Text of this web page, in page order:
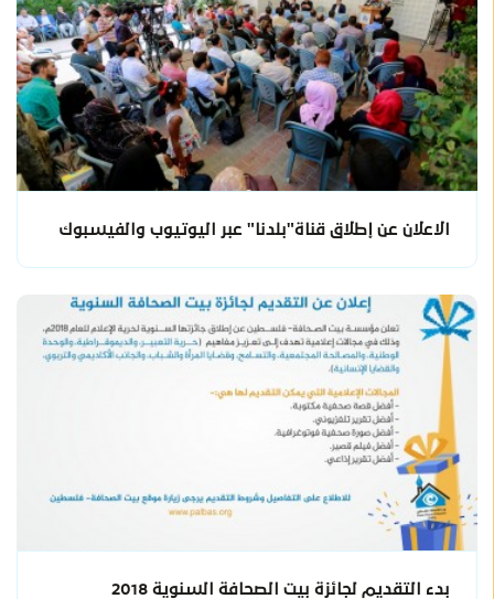
الاعلان عن إطلاق قناة"بلدنا" عبر اليوتيوب والفيسبوك
بدء التقديم لجائزة بيت الصحافة السنوية 2018